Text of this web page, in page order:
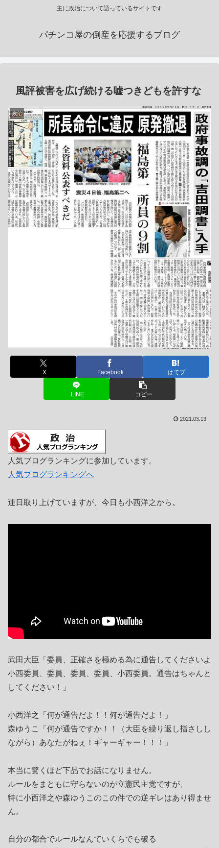
主に政治について語っているサイトです
パチンコ屋の倒産を応援するブログ
風評被害を広げ続ける嘘つきどもを許すな
政治
X Facebook はてブ
LINE コピー
2021.03.13
人気ブログランキングに参加しています。
人気ブログランキングへ
連日取り上げていますが、今日も小西洋之から。
武田大臣「委員、正確さを極める為に通告してくださいよ
小西委員、委員、委員、委員、小西委員。通告はちゃんと
してください！」
小西洋之「何が通告だよ！！何が通告だよ！」
森ゆうこ「何が通告ですか！！（大臣を繰り返し指さしし
ながら）あなたがねぇ！ギャーギャー！！！」
本当に驚くほど下品でお話になりません。
ルールをまともに守らないのが立憲民主党ですが、
特に小西洋之や森ゆうこのこの件での逆ギレはあり得ませ
ん。
自分の都合でルールなんていくらでも破る